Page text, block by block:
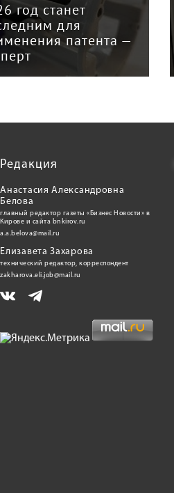
год станет
для
патента —
Редакция
Анастасия Александровна
Белова
главный редактор газеты «Бизнес Новости» в
Кирове и сайта bnkirov.ru
a.a.belova@mail.ru
Елизавета Захарова
технический редактор, корреспондент
zakharova.eli.job@mail.ru